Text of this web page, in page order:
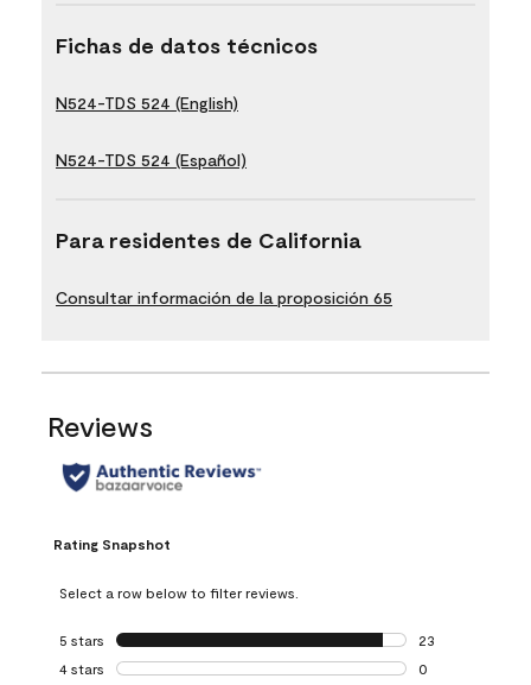
Fichas de datos técnicos
N524-TDS 524 (English)
N524-TDS 524 (Español)
Para residentes de California
Consultar información de la proposición 65
Reviews
Rating Snapshot
Select a row below to filter reviews.
5 stars stars
23
23 reviews with
4 stars stars
0